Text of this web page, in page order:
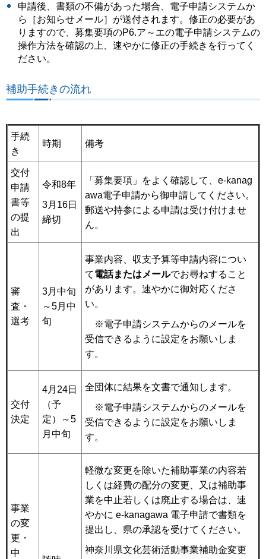
申請後、書類の不備があった場合、電子申請システムか
ら［お知らせメール］が送付されます。修正の必要があ
りますので、募集要項のP6.ア～エの電子申請システムの
操作方法を確認の上、速やかに修正の手続きを行ってく
ださい。
補助手続きの流れ
手続
き
時期 備考
交付
申請
書等
の提
出
令和8年
3月16日
締切
「募集要項」をよく確認して、e-kanag
awa電子申請から御申請してください。
郵送や持参による申請は受け付けませ
ん。
審
査・
選考
3月中旬
～5月中
旬
事業内容、収支予算等申請内容につい
て電話またはメールでお尋ねすること
があります。速やかに御対応くださ
い。
※電子申請システムからのメールを
受信できるように設定をお願いしま
す。
交付
決定
4月24日
（予
定）～5
月中旬
全団体に結果を文書で通知します。
※電子申請システムからのメールを
受信できるように設定をお願いしま
す。
事業
の変
更・
中
軽微な変更を除いた補助事業の内容若
しくは経費の配分の変更、又は補助事
業を中止若しくは廃止する場合は、速
やかに e-kanagawa 電子申請で書類を
提出し、県の承認を受けてください。
神奈川県文化芸術活動事業補助金変更